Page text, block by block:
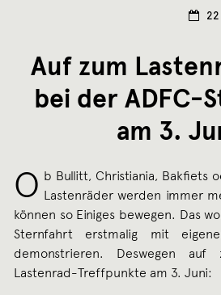
Auf zum
bei der ADFC-
am 3.
O b Bullitt, Christiania, Bakfiets
Lastenräder werden immer
können so Einiges bewegen. Das
Sternfahrt erstmalig mit
demonstrieren. Deswegen
Lastenrad-Treffpunkte am 3. Juni: